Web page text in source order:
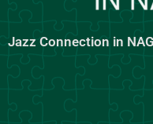
Jazz Connection in